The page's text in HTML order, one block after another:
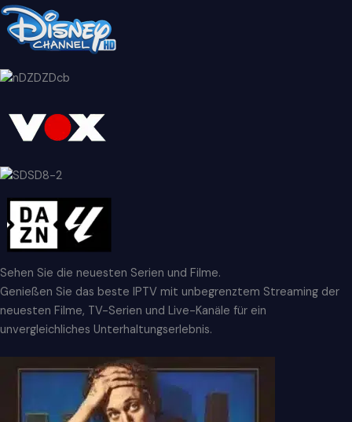
Sehen Sie die neuesten Serien und Filme.
Genießen Sie das beste IPTV mit unbegrenztem Streaming der
neuesten Filme, TV-Serien und Live-Kanäle für ein
unvergleichliches Unterhaltungserlebnis.